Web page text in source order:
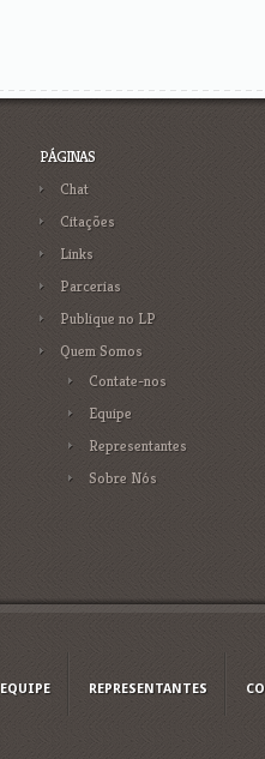
PÁGINAS
Chat
Citações
Links
Parcerias
Publique no LP
Quem Somos
Contate-nos
Equipe
Representantes
Sobre Nós
EQUIPE REPRESENTANTES